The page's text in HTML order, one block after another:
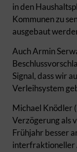
in den
Kommunen zu
ausgebaut
Auch Armin
Signal, dass wir
Verleihsystem
Michael Knödler
Verzögerung als
Frühjahr besser
interfraktioneller